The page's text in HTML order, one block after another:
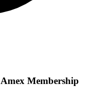
Amex Membership